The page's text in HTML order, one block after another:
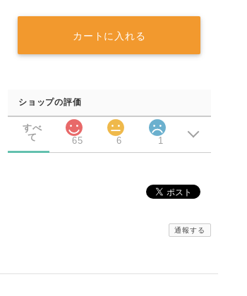
カートに入れる
ショップの評価
すべ
て
65 6 1
通報する